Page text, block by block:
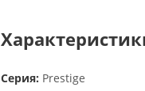
Серия: Prestige